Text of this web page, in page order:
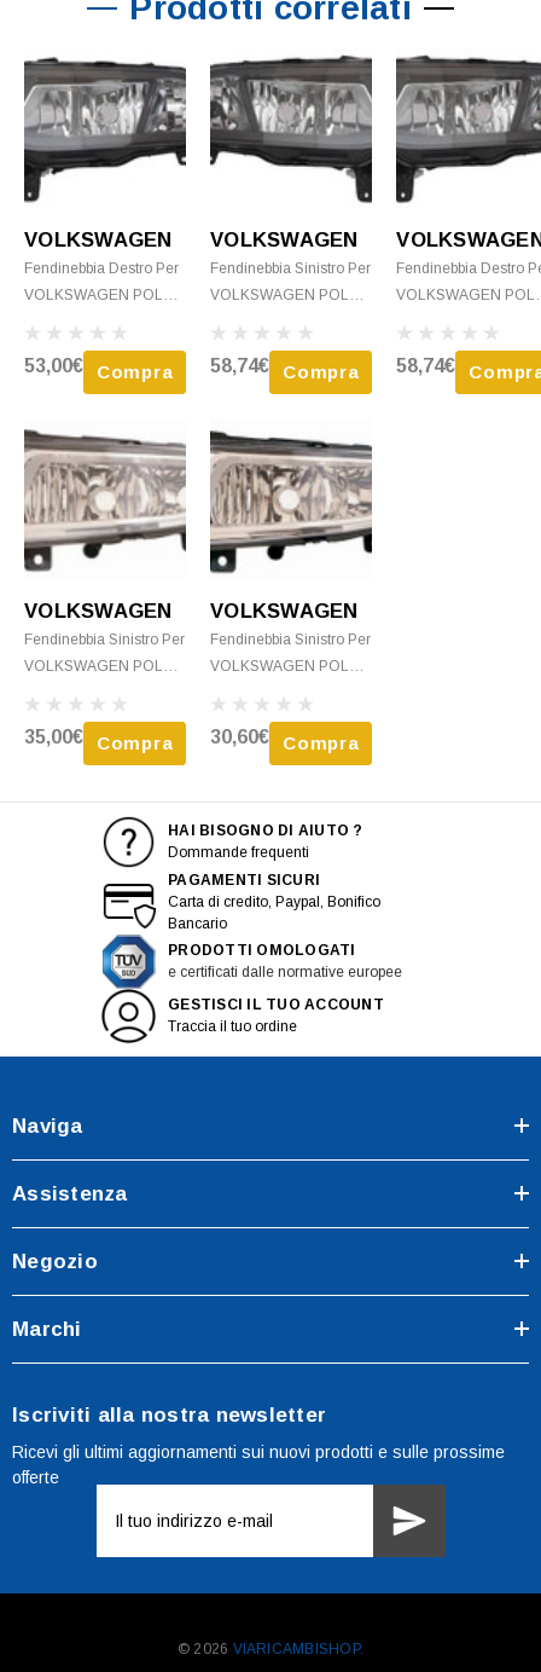
VOLKSWAGEN
Fendinebbia Destro Per
VOLKSWAGEN POLO
Luce Direzionale Nuovo
53,00€ Compra
VOLKSWAGEN
Fendinebbia Sinistro Per
VOLKSWAGEN POLO
Con Luce Diurna Nuovo
58,74€ Compra
Fendinebbia Destro
VOLKSWAGEN
Con Luce Diurna
58,74€
VOLKSWAGEN
Fendinebbia Sinistro Per
VOLKSWAGEN POLO -
C/Corpo Cromato Con
Luce Diurna
35,00€ Compra
VOLKSWAGEN
Fendinebbia Sinistro Per
VOLKSWAGEN POLO -
C/Corpo Cromato
Nuovo
30,60€ Compra
HAI BISOGNO DI AIUTO ?
Dommande frequenti
PAGAMENTI SICURI
Carta di credito, Paypal, Bonifico
Bancario
PRODOTTI OMOLOGATI
e certificati dalle normative europee
GESTISCI IL TUO ACCOUNT
Traccia il tuo ordine
Naviga
Assistenza
Negozio
Marchi
Iscriviti alla nostra newsletter
Ricevi gli ultimi aggiornamenti sui nuovi prodotti e sulle prossime
offerte
mail
© 2026 VIARICAMBISHOP.